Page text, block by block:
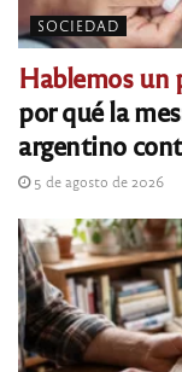
SOCIEDAD
Hablemos un
por qué la
argentino
5 de agosto de 2026